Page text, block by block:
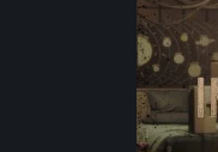
un
nel
teatro